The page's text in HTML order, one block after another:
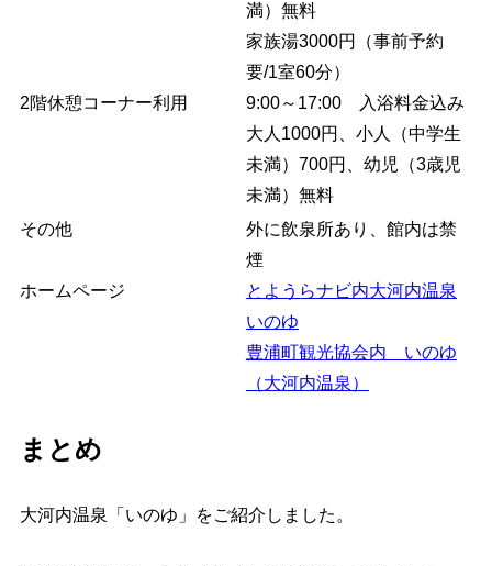
満）無料
家族湯3000円（事前予約
要/1室60分）
2階休憩コーナー利用
9:00～17:00 入浴料金込み
大人1000円、小人（中学生
未満）700円、幼児（3歳児
未満）無料
その他
外に飲泉所あり、館内は禁
煙
ホームページ
とようらナビ内大河内温泉
いのゆ
豊浦町観光協会内 いのゆ
（大河内温泉）
まとめ
大河内温泉「いのゆ」をご紹介しました。